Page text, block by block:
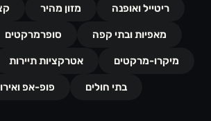
ריטייל ואופנה מזון מהיר
מאפיות ובתי קפה סופרמרקטים
מיקרו-מרקטים אטרקציות תיירות
בתי חולים פופ-אפ